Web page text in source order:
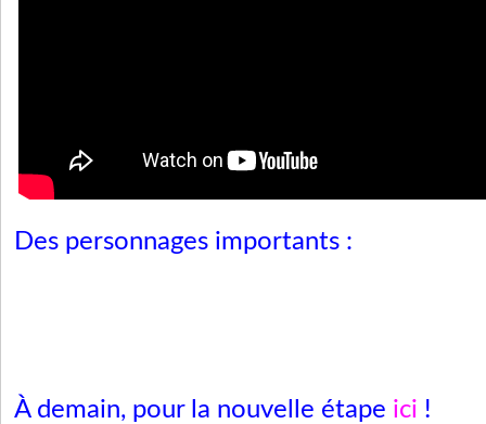
Des personnages importants :
À demain, pour la nouvelle étape ici !